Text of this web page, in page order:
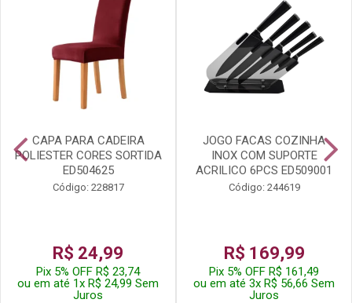
CAPA PARA CADEIRA
POLIESTER CORES SORTIDA
ED504625
Código: 228817
R$ 24,99
Pix 5% OFF R$ 23,74
ou em até 1x R$ 24,99 Sem
Juros
JOGO FACAS COZINHA
INOX COM SUPORTE
ACRILICO 6PCS ED509001
Código: 244619
R$ 169,99
Pix 5% OFF R$ 161,49
ou em até 3x R$ 56,66 Sem
Juros